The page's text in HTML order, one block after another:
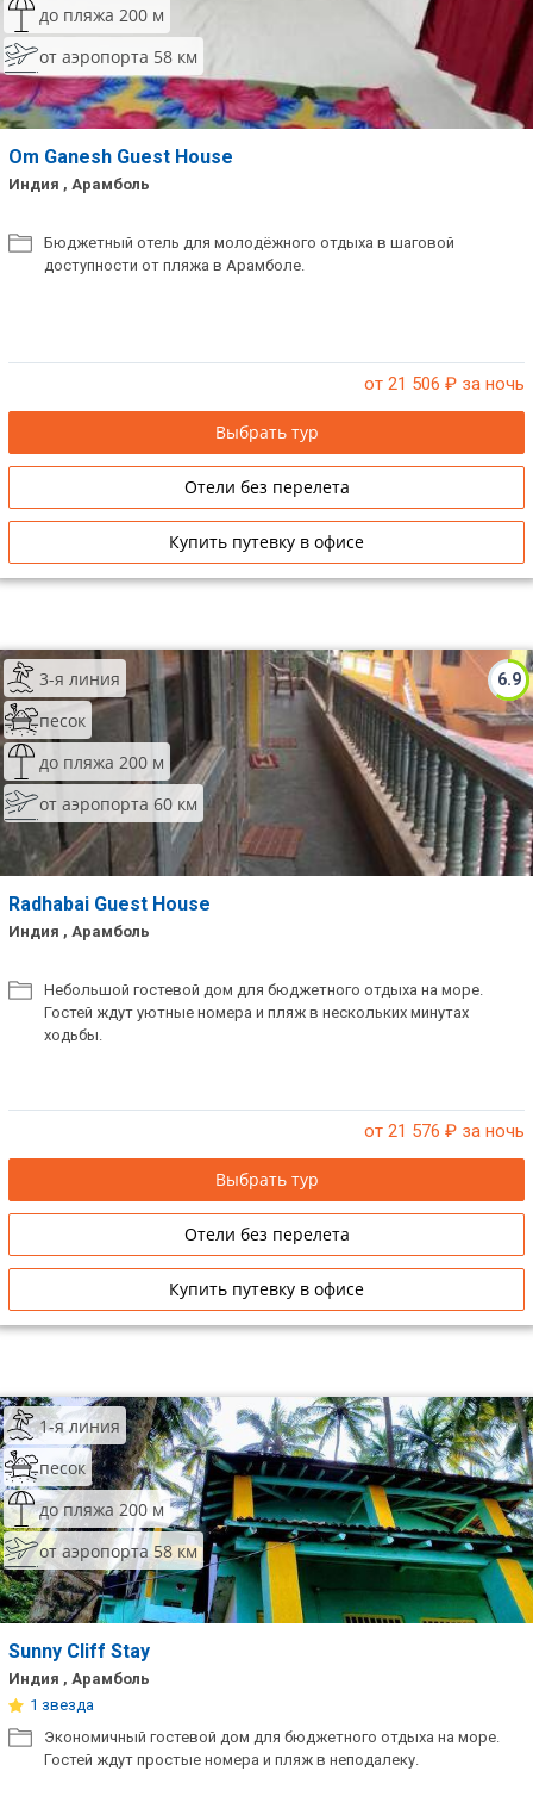
до пляжа 200 м
от аэропорта 58 км
Om Ganesh Guest House
Индия , Арамболь
Бюджетный отель для молодёжного отдыха в шаговой
доступности от пляжа в Арамболе.
от 21 506 ₽ за ночь
Выбрать тур
Отели без перелета
Купить путевку в офисе
6.9
3-я линия
песок
до пляжа 200 м
от аэропорта 60 км
Radhabai Guest House
Индия , Арамболь
Небольшой гостевой дом для бюджетного отдыха на море.
Гостей ждут уютные номера и пляж в нескольких минутах
ходьбы.
от 21 576 ₽ за ночь
Выбрать тур
Отели без перелета
Купить путевку в офисе
1-я линия
песок
до пляжа 200 м
от аэропорта 58 км
Sunny Cliff Stay
Индия , Арамболь
1 звезда
Экономичный гостевой дом для бюджетного отдыха на море.
Гостей ждут простые номера и пляж в неподалеку.
Сетевые отели Таиланда
Сетевые отели Шри Ланки
Сетевые отели Вьетнама
Сетевые отели Мальдив